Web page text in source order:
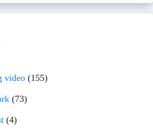
video (155)
(73)
(4)